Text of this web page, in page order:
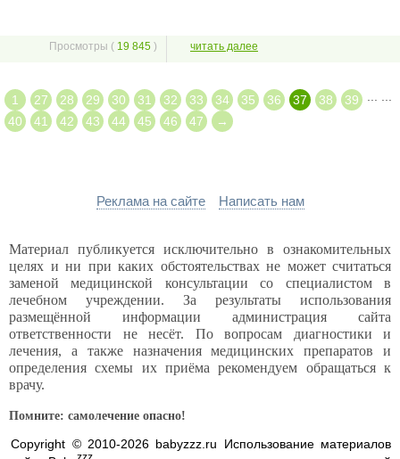
Просмотры ( 19 845 ) читать далее
1 27 28 29 30 31 32 33 34 35 36 37 38
39
40
41 42 43 44 45 46 47
→
Реклама на сайте Написать нам
Материал публикуется исключительно в ознакомительных
целях и ни при каких обстоятельствах не может считаться
заменой медицинской консультации со специалистом в
лечебном учреждении. За результаты использования
размещённой информации администрация сайта
ответственности не несёт. По вопросам диагностики и
лечения, а также назначения медицинских препаратов и
определения схемы их приёма рекомендуем обращаться к
врачу.
Помните: самолечение опасно!
Copyright © 2010-2026 babyzzz.ru Использование материалов